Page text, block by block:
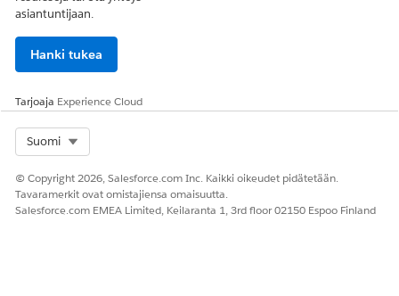
asiantuntijaan.
Hanki tukea
Tarjoaja Experience Cloud
Suomi
© Copyright 2026, Salesforce.com Inc. Kaikki oikeudet pidätetään.
Tavaramerkit ovat omistajiensa omaisuutta.
Salesforce.com EMEA Limited, Keilaranta 1, 3rd floor 02150 Espoo Finland